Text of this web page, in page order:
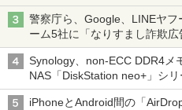
ち・ざ・ろーど！その14】【
警察庁ら、Google、LINEヤ
ーム5社に「なりすまし詐欺
真や映像を使った投資詐欺な
Synology、non-ECC DDR4メ
NAS「DiskStation neo+」シ
ECCメモリへのアップグレー
iPhoneとAndroid間の「